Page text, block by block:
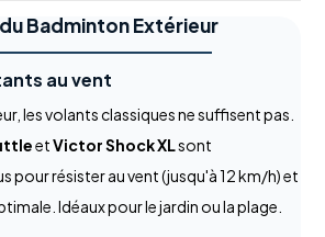
Badminton Extérieur
au vent
les volants classiques ne suffisent pas.
etVictor Shock XLsont
pour résister au vent (jusqu'à 12 km/h) et
Idéaux pour le jardin ou la plage.